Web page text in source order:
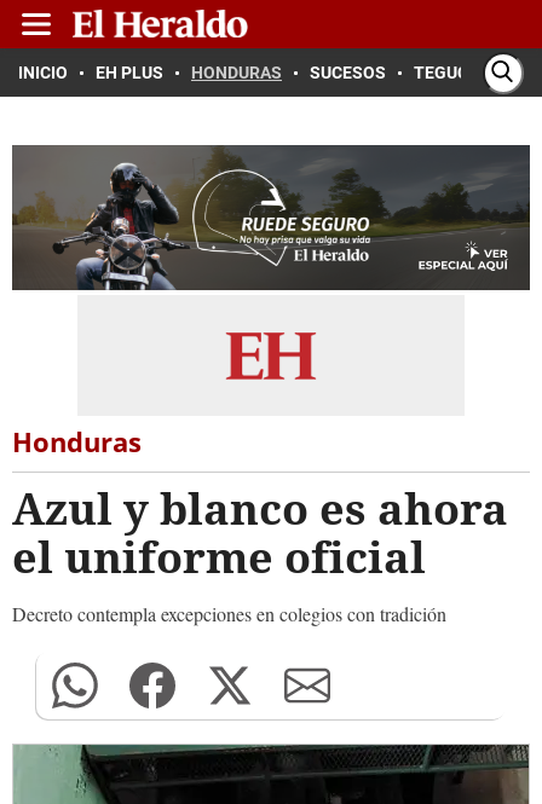
INICIO EH PLUS HONDURAS SUCESOS TEGUCIGALPA
Honduras
Azul y blanco es ahora
el uniforme oficial
Decreto contempla excepciones en colegios con tradición